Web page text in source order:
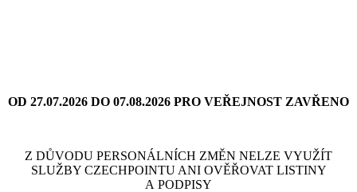
OD 27.07.2026 DO 07.08.2026 PRO VEŘEJNOST ZAVŘENO
Z DŮVODU PERSONÁLNÍCH ZMĚN NELZE VYUŽÍT
SLUŽBY CZECHPOINTU ANI OVĚŘOVAT LISTINY
A PODPISY